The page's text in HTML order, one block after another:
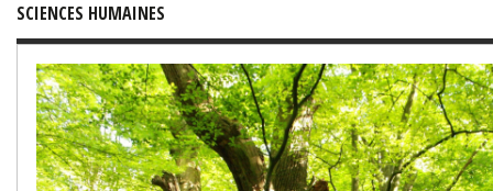
SCIENCES HUMAINES